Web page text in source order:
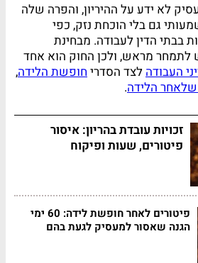
לא ידע על ההיריון, והפרה שלה
גם בלי הוכחת נזק, כפי
בבתי הדין לעבודה. מבחינת
לתמחר מראש, ולכן החוק הוא אחד
העבודהלצד הסדריחופשת הלידה,
שלאחר הלידה.
זכויות עובדת בהריון: איסור
פיטורים, שעות ופיקוח
פיטורים לאחר חופשת לידה: 60 ימי
הגנה שאסור למעסיק לגעת בהם